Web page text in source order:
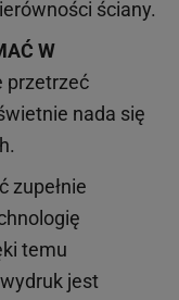
ściany.
W
przetrzeć
nada się
zupełnie
temu
jest